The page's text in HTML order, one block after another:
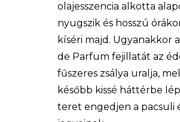
olajesszencia alkotta
nyugszik és hosszú
kíséri majd. Ugyanakkor
de Parfum fejillatát az
fűszeres zsálya uralja,
később kissé háttérbe
teret engedjen a pacsuli